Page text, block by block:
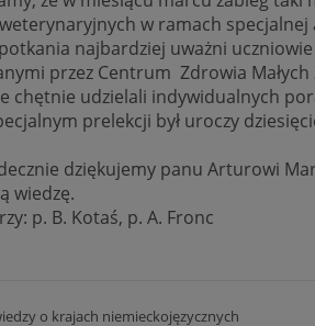
w ramach specjalnej
najbardziej uważni
przez Centrum Zdrowia
chętnie udzielali indywidualnych
prelekcji był uroczy
dziękujemy panu Arturowi
wiedzę.
p. B. Kotaś, p. A. Fronc
o krajach niemieckojęzycznych